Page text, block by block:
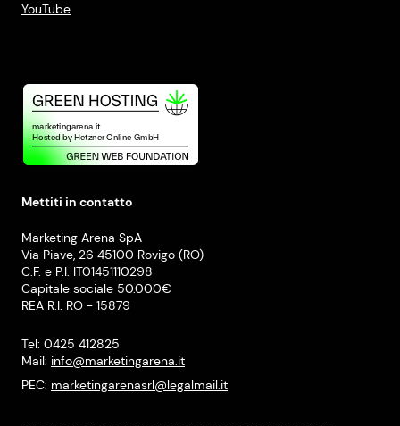
YouTube
Mettiti in contatto
Marketing Arena SpA
Via Piave, 26 45100 Rovigo (RO)
C.F. e P.I. IT01451110298
Capitale sociale 50.000€
REA R.I. RO - 15879
Tel: 0425 412825
Mail: info@marketingarena.it
PEC: marketingarenasrl@legalmail.it